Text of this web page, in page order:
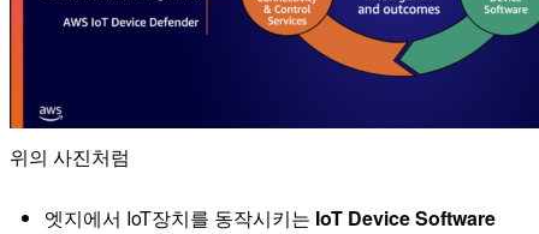
위의 사진처럼
엣지에서 IoT장치를 동작시키는 IoT Device Software